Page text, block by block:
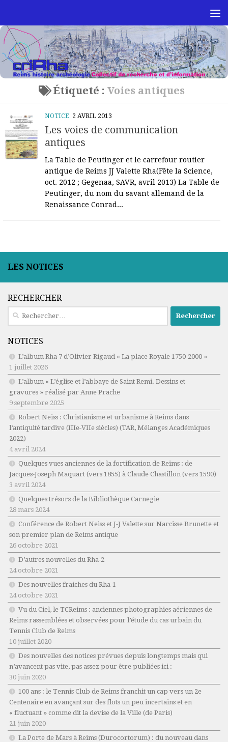
Étiqueté :Voies antiques
NOTICE 2 AVRIL 2013
Les voies de communication
antiques
La Table de Peutinger et le carrefour routier
antique de Reims JJ Valette Rha(Fête la Science,
oct. 2012 ; Gegenaa, SAVR, avril 2013) La Table de
Peutinger, du nom du savant allemand de la
Renaissance Conrad...
LES NOTICES
RECHERCHER
Rechercher :
NOTICES
L’album Rha 7 d’Olivier Rigaud « La place Royale 1750-2000 »
1 juillet 2026
L’album « L’église et l’abbaye de Saint Remi. Dessins et
gravures » réalisé par Anne Prache
9 septembre 2025
Robert Neiss : Christianisme et urbanisme à Reims dans
l’antiquité tardive (IIIe-VIIe siècles) (TAR, Mélanges Académiques
2022)
4 avril 2024
Quelques vues anciennes de la fortification de Reims : de
Jacques-Joseph Maquart (vers 1855) à Claude Chastillon (vers 1590)
3 avril 2024
Quelques trésors de la Bibliothèque Carnegie
28 mars 2024
Conférence de Robert Neiss et J-J Valette sur Narcisse Brunette et
son premier plan de Reims antique
26 octobre 2021
D’autres nouvelles du Rha-2
24 octobre 2021
Des nouvelles fraiches du Rha-1
24 octobre 2021
Vu du Ciel, le TCReims : anciennes photographies aériennes de
Reims rassemblées et observées pour l’étude du cas urbain du
Tennis Club de Reims
10 juillet 2020
Des nouvelles des notices prévues depuis longtemps mais qui
n’avancent pas vite, pas assez pour être publiées ici :
30 juin 2020
100 ans : le Tennis Club de Reims franchit un cap vers un 2e
Centenaire en avançant sur des flots un peu incertains et en
« fluctuant » comme dit la devise de la Ville (de Paris)
21 juin 2020
La Porte de Mars à Reims (Durocortorum) : du nouveau dans